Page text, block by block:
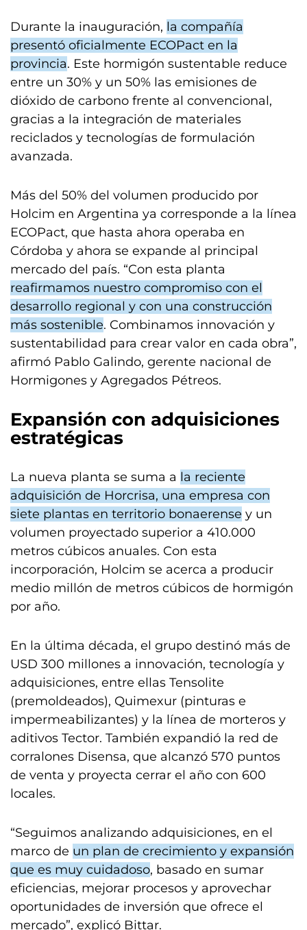
Durante la inauguración, la compañía
presentó oficialmente ECOPact en la
provincia. Este hormigón sustentable reduce
entre un 30% y un 50% las emisiones de
dióxido de carbono frente al convencional,
gracias a la integración de materiales
reciclados y tecnologías de formulación
avanzada.
Más del 50% del volumen producido por
Holcim en Argentina ya corresponde a la línea
ECOPact, que hasta ahora operaba en
Córdoba y ahora se expande al principal
mercado del país. “Con esta planta
reafirmamos nuestro compromiso con el
desarrollo regional y con una construcción
más sostenible. Combinamos innovación y
sustentabilidad para crear valor en cada obra”,
afirmó Pablo Galindo, gerente nacional de
Hormigones y Agregados Pétreos.
Expansión con adquisiciones
estratégicas
La nueva planta se suma a la reciente
adquisición de Horcrisa, una empresa con
siete plantas en territorio bonaerense y un
volumen proyectado superior a 410.000
metros cúbicos anuales. Con esta
incorporación, Holcim se acerca a producir
medio millón de metros cúbicos de hormigón
por año.
En la última década, el grupo destinó más de
USD 300 millones a innovación, tecnología y
adquisiciones, entre ellas Tensolite
(premoldeados), Quimexur (pinturas e
impermeabilizantes) y la línea de morteros y
aditivos Tector. También expandió la red de
corralones Disensa, que alcanzó 570 puntos
de venta y proyecta cerrar el año con 600
locales.
“Seguimos analizando adquisiciones, en el
marco de un plan de crecimiento y expansión
que es muy cuidadoso, basado en sumar
eficiencias, mejorar procesos y aprovechar
oportunidades de inversión que ofrece el
mercado”, explicó Bittar.